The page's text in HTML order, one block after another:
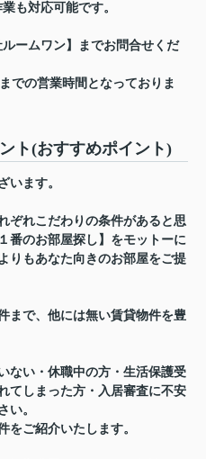
も対応可能です。
ームワン】までお問合せくだ
での営業時間となっておりま
ト(おすすめポイント)
います。
ぞれこだわりの条件があると思
番のお部屋探し】をモットーに
りもあなた向きのお部屋をご提
まで、他には無い賃貸物件を豊
ない・休職中の方・生活保護受
てしまった方・入居審査に不安
い。
をご紹介いたします。